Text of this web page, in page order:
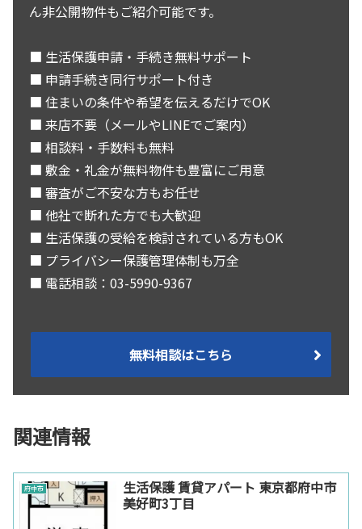
ん非公開物件もご紹介可能です。
■ 生活保護申請・手続き無料サポート
■ 申請手続き同行サポート付き
■ 住まいの条件や希望を伝えるだけでOK
■ 来店不要（メールやLINEでご案内）
■ 相談料・手数料も無料
■ 敷金・礼金が無料物件も豊富にご用意
■ 審査がご不安な方もお任せ
■ 他社で断れた方でも大歓迎
■ 生活保護の受給を検討されている方もOK
■ プライバシー保護管理体制も万全
■ 電話相談：03-5990-9367
無料相談はこちら
関連情報
府中市
生活保護 賃貸アパート 東京都府中市
美好町3丁目